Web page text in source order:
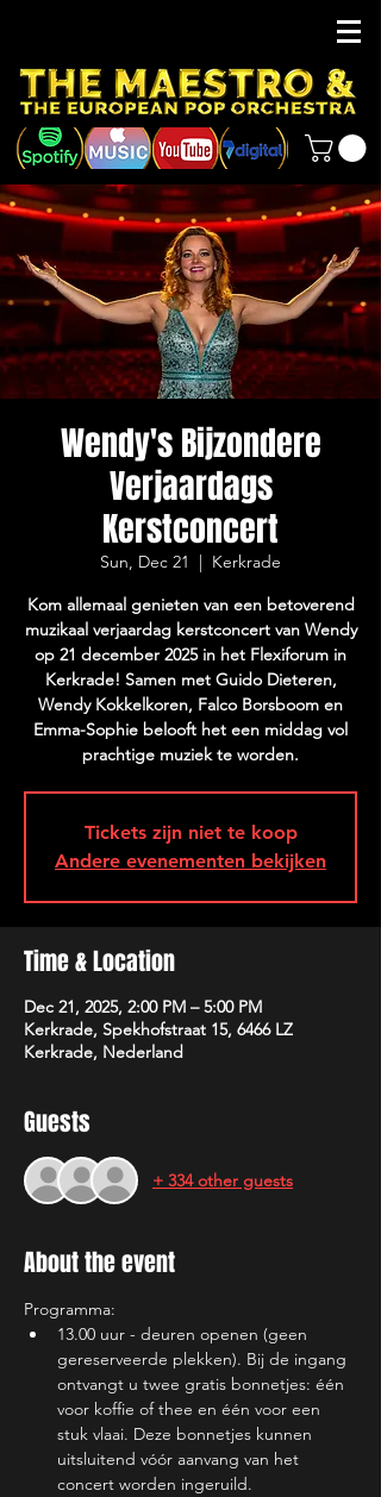
Wendy's Bijzondere
Verjaardags
Kerstconcert
Sun, Dec 21
  |
Kerkrade
Kom allemaal genieten van een betoverend
muzikaal verjaardag kerstconcert van Wendy
op 21 december 2025 in het Flexiforum in
Kerkrade! Samen met Guido Dieteren,
Wendy Kokkelkoren, Falco Borsboom en
Emma-Sophie belooft het een middag vol
prachtige muziek te worden.
Tickets zijn niet te koop
Andere evenementen bekijken
Time & Location
Dec 21, 2025, 2:00 PM – 5:00 PM
Kerkrade, Spekhofstraat 15, 6466 LZ
Kerkrade, Nederland
Guests
+ 334 other guests
About the event
Programma:
13.00 uur - deuren openen (geen
gereserveerde plekken). Bij de ingang
ontvangt u twee gratis bonnetjes: één
voor koffie of thee en één voor een
stuk vlaai. Deze bonnetjes kunnen
uitsluitend vóór aanvang van het
concert worden ingeruild.